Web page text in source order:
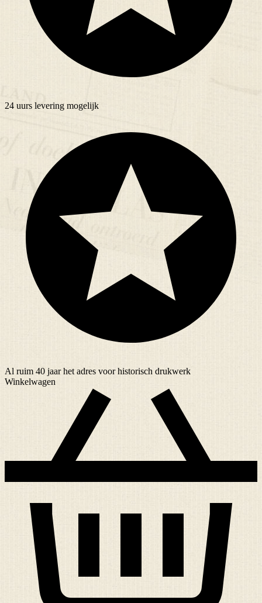
24 uurs levering mogelijk
Al ruim 40 jaarhet adres voor historisch drukwerk
Winkelwagen